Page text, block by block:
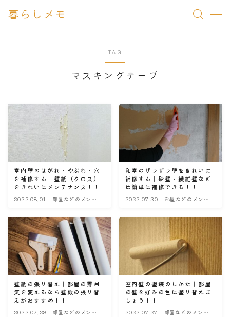
暮らしメモ
暮らしメモ
TAG
マスキングテープ
室内壁のはがれ・やぶれ・穴
を補修する｜壁紙（クロス）
をきれいにメンテナンス！！
2022.08.01
部屋などのメンテ
和室のザラザラ壁をきれいに
補修する｜砂壁・繊維壁など
は簡単に補修できる！！
2022.07.30
部屋などのメンテ
壁紙の張り替え｜部屋の雰囲
気を変えるなら壁紙の張り替
えがおすすめ！！
2022.07.29
部屋などのメンテ
室内壁の塗装のしかた｜部屋
の壁を好みの色に塗り替えま
しょう！！
2022.07.27
部屋などのメンテ